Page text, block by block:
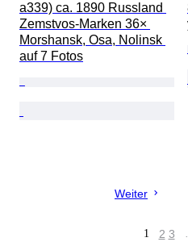
a339) ca. 1890 Russland
Zemstvos-Marken 36×
Morshansk, Osa, Nolinsk
auf 7 Fotos
Weiter
1 2 3